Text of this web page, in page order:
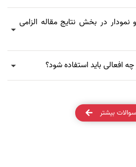
نمودار در بخش نتایج مقاله الزامی
افعالی باید استفاده شود؟
سوالات بیشتر